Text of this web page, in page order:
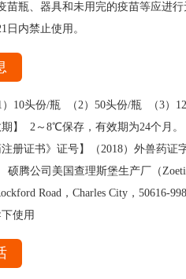
苗瓶、器具和未用完的疫苗等应进
日内禁止使用。
）10头份/瓶 （2）50头份/瓶 （3）
期】 2～8℃保存，有效期为24个月。
注册证书》证号】（2018）外兽药证
硕腾公司美国查理斯堡生产厂（
Road，Charles City，50616-
使用